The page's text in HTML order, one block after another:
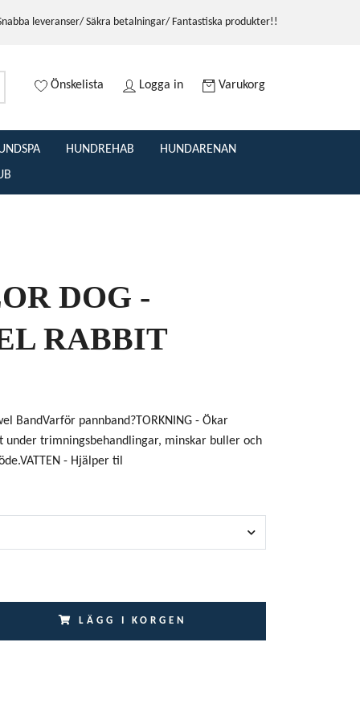
leveranser/ Säkra betalningar/ Fantastiska produkter!!
Önskelista Logga in Varukorg
HUNDREHAB
HUNDARENAN
DOG -
RABBIT
BandVarför pannband?TORKNING - Ökar
under trimningsbehandlingar, minskar buller och
- Hjälper til
LÄGG I KORGEN